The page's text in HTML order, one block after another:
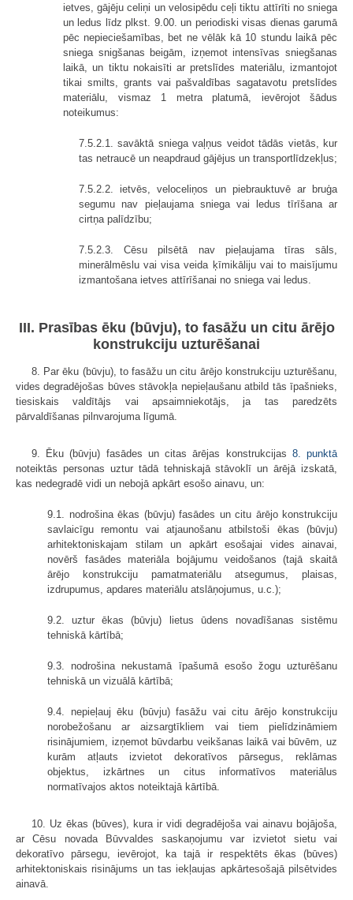
ietves, gājēju celiņi un velosipēdu ceļi tiktu attīrīti no sniega
un ledus līdz plkst. 9.00. un periodiski visas dienas garumā
pēc nepieciešamības, bet ne vēlāk kā 10 stundu laikā pēc
sniega snigšanas beigām, izņemot intensīvas sniegšanas
laikā, un tiktu nokaisīti ar pretslīdes materiālu, izmantojot
tikai smilts, grants vai pašvaldības sagatavotu pretslīdes
materiālu, vismaz 1 metra platumā, ievērojot šādus
noteikumus:
7.5.2.1. savāktā sniega vaļņus veidot tādās vietās, kur
tas netraucē un neapdraud gājējus un transportlīdzekļus;
7.5.2.2. ietvēs, veloceliņos un piebrauktuvē ar bruģa
segumu nav pieļaujama sniega vai ledus tīrīšana ar
cirtņa palīdzību;
7.5.2.3. Cēsu pilsētā nav pieļaujama tīras sāls,
minerālmēslu vai visa veida ķīmikāliju vai to maisījumu
izmantošana ietves attīrīšanai no sniega vai ledus.
III. Prasības ēku (būvju), to fasāžu un citu ārējo
konstrukciju uzturēšanai
8. Par ēku (būvju), to fasāžu un citu ārējo konstrukciju uzturēšanu,
vides degradējošas būves stāvokļa nepieļaušanu atbild tās īpašnieks,
tiesiskais valdītājs vai apsaimniekotājs, ja tas paredzēts
pārvaldīšanas pilnvarojuma līgumā.
9. Ēku (būvju) fasādes un citas ārējas konstrukcijas 8. punktā
noteiktās personas uztur tādā tehniskajā stāvoklī un ārējā izskatā,
kas nedegradē vidi un nebojā apkārt esošo ainavu, un:
9.1. nodrošina ēkas (būvju) fasādes un citu ārējo konstrukciju
savlaicīgu remontu vai atjaunošanu atbilstoši ēkas (būvju)
arhitektoniskajam stilam un apkārt esošajai vides ainavai,
novērš fasādes materiāla bojājumu veidošanos (tajā skaitā
ārējo konstrukciju pamatmateriālu atsegumus, plaisas,
izdrupumus, apdares materiālu atslāņojumus, u.c.);
9.2. uztur ēkas (būvju) lietus ūdens novadīšanas sistēmu
tehniskā kārtībā;
9.3. nodrošina nekustamā īpašumā esošo žogu uzturēšanu
tehniskā un vizuālā kārtībā;
9.4. nepieļauj ēku (būvju) fasāžu vai citu ārējo konstrukciju
norobežošanu ar aizsargtīkliem vai tiem pielīdzināmiem
risinājumiem, izņemot būvdarbu veikšanas laikā vai būvēm, uz
kurām atļauts izvietot dekoratīvos pārsegus, reklāmas
objektus, izkārtnes un citus informatīvos materiālus
normatīvajos aktos noteiktajā kārtībā.
10. Uz ēkas (būves), kura ir vidi degradējoša vai ainavu bojājoša,
ar Cēsu novada Būvvaldes saskaņojumu var izvietot sietu vai
dekoratīvo pārsegu, ievērojot, ka tajā ir respektēts ēkas (būves)
arhitektoniskais risinājums un tas iekļaujas apkārtesošajā pilsētvides
ainavā.